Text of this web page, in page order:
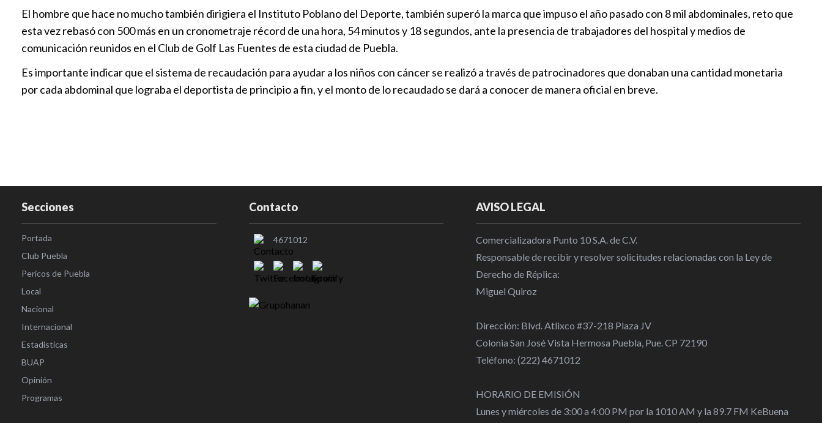
La Confederación Africana de Fútbol
Internacional | 10:05
Opinión | 22:00
R. Pachuca y la Selección Sub23 van por la
medalla de Oro en JCCyC 2026
Nacional | 12:38
Vinicius renueva con el Real Madrid hasta
Internacional | 12:21
El hombre que hace no mucho también dirigiera el Instituto Poblano del Deporte, también superó la marca que impuso el año pasado con 8 mil abdominales, reto que
esta vez rebasó con 500 más en un cronometraje récord de una hora, 54 minutos y 18 segundos, ante la presencia de trabajadores del hospital y medios de
comunicación reunidos en el Club de Golf Las Fuentes de esta ciudad de Puebla.
Es importante indicar que el sistema de recaudación para ayudar a los niños con cáncer se realizó a través de patrocinadores que donaban una cantidad monetaria
por cada abdominal que lograba el deportista de principio a fin, y el monto de lo recaudado se dará a conocer de manera oficial en breve.
Secciones
Portada
Club Puebla
Pericos de Puebla
Local
Nacional
Internacional
Estadísticas
BUAP
Opinión
Programas
Contacto
4671012
AVISO LEGAL
Comercializadora Punto 10 S.A. de C.V.
Responsable de recibir y resolver solicitudes relacionadas con la Ley de
Derecho de Réplica:
Miguel Quiroz
Dirección: Blvd. Atlixco #37-218 Plaza JV
Colonia San José Vista Hermosa Puebla, Pue. CP 72190
Teléfono: (222) 4671012
HORARIO DE EMISIÓN
Lunes y miércoles de 3:00 a 4:00 PM por la 1010 AM y la 89.7 FM KeBuena